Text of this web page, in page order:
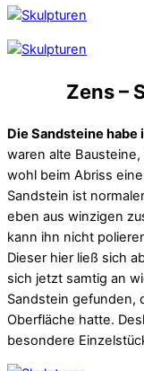
Zens –
Die Sandsteine
waren alte
wohl beim Abriss
Sandstein ist
eben aus winzigen
kann ihn nicht
Dieser hier ließ sich
sich jetzt samtig an
Sandstein gefunden,
Oberfläche hatte.
besondere